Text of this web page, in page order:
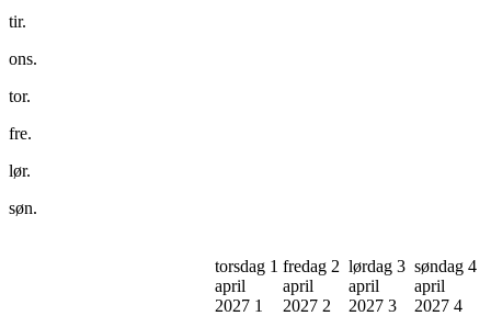
tir.
ons.
tor.
fre.
lør.
søn.
torsdag 1
april
2027 1
fredag 2
april
2027 2
lørdag 3
april
2027 3
søndag 4
april
2027 4